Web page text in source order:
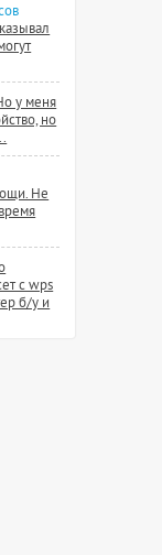
у меня
но
Не
с wps
б/у и